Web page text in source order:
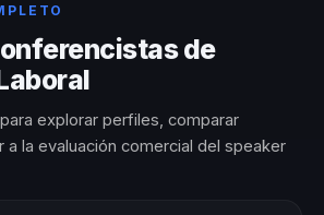
de
explorar perfiles, comparar
a la evaluación comercial del speaker